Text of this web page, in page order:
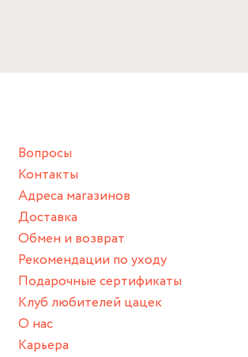
Вопросы
Контакты
Адреса магазинов
Доставка
Обмен и возврат
Рекомендации по уходу
Подарочные сертификаты
Клуб любителей цацек
О нас
Карьера